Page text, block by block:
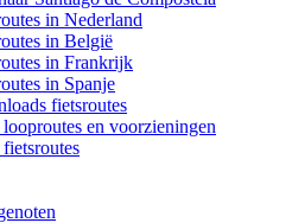
in Nederland
in België
in Frankrijk
in Spanje
fietsroutes
en voorzieningen